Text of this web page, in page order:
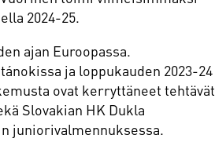
2024-25.
ajan Euroopassa.
ja loppukauden 2023-24
ovat kerryttäneet tehtävät
Slovakian HK Dukla
juniorivalmennuksessa.